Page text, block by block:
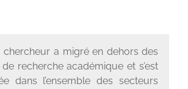
chercheur a migré en dehors des
recherche académique et s’est
dans l’ensemble des secteurs